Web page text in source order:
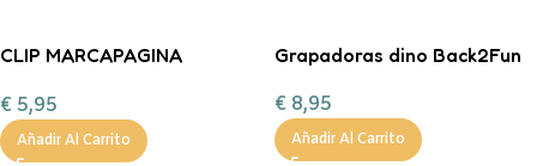
CLIP MARCAPAGINA
€ 5,95
Añadir Al Carrito
Grapadoras dino Back2Fun
€ 8,95
Añadir Al Carrito